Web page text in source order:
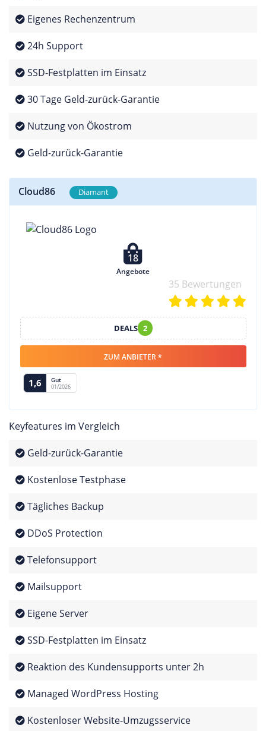
Eigenes Rechenzentrum
24h Support
SSD-Festplatten im Einsatz
30 Tage Geld-zurück-Garantie
Nutzung von Ökostrom
Geld-zurück-Garantie
Cloud86 Diamant
18
Angebote
35 Bewertungen
DEALS 2
ZUM ANBIETER *
1,6 Gut
01/2026
Keyfeatures im Vergleich
Geld-zurück-Garantie
Kostenlose Testphase
Tägliches Backup
DDoS Protection
Telefonsupport
Mailsupport
Eigene Server
SSD-Festplatten im Einsatz
Reaktion des Kundensupports unter 2h
Managed WordPress Hosting
Kostenloser Website-Umzugsservice